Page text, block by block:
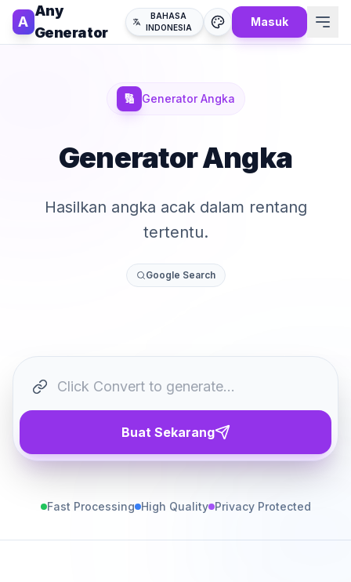
A
Any
Generator
BAHASA
INDONESIA
Masuk
🔢 Generator Angka
Generator Angka
Hasilkan angka acak dalam rentang
tertentu.
Google Search
Buat Sekarang
Fast Processing High Quality Privacy Protected